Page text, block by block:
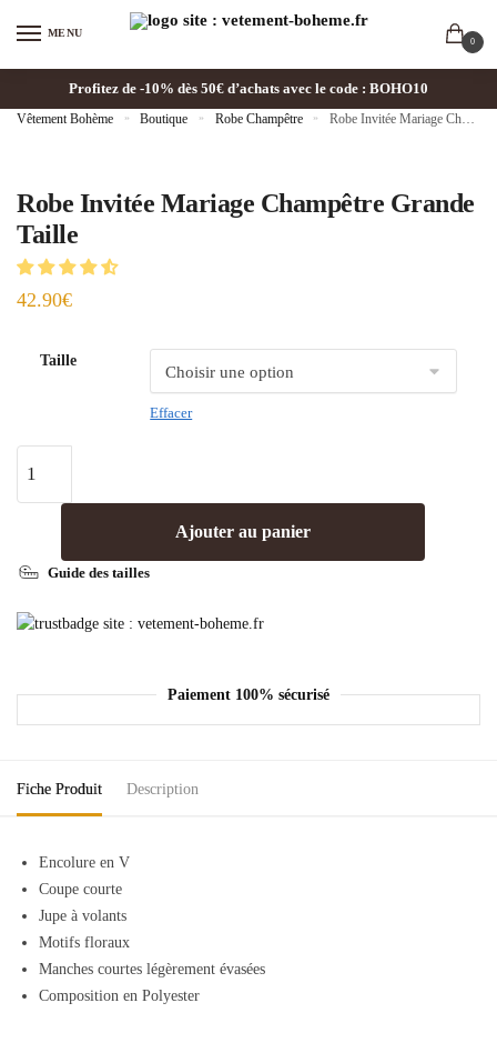
MENU
0
Profitez de -10% dès 50€ d’achats avec le code : BOHO10
Vêtement Bohème » Boutique » Robe Champêtre » Robe Invitée Mariage Champêtre Grande Taille
Robe Invitée Mariage Champêtre Grande
Taille
42.90€
Taille
Effacer
Ajouter au panier
Guide des tailles
Paiement 100% sécurisé
Fiche Produit Description
Encolure en V
Coupe courte
Jupe à volants
Motifs floraux
Manches courtes légèrement évasées
Composition en Polyester